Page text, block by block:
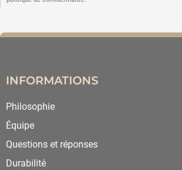
INFORMATIONS
Philosophie
Équipe
Questions et réponses
Durabilité